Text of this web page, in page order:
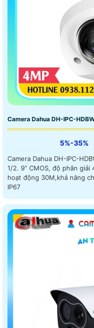
Camera Dahua DH-IPC-
5%-35%
Camera Dahua DH-IPC-
1/2. 9” CMOS, độ phân giải 4MP. Công nghệ
hoạt động 30M,khả năng
IP67